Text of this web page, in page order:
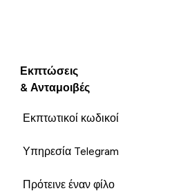
Εκπτώσεις
& Ανταμοιβές
Εκπτωτικοί κωδικοί
Υπηρεσία Telegram
Πρότεινε έναν φίλο